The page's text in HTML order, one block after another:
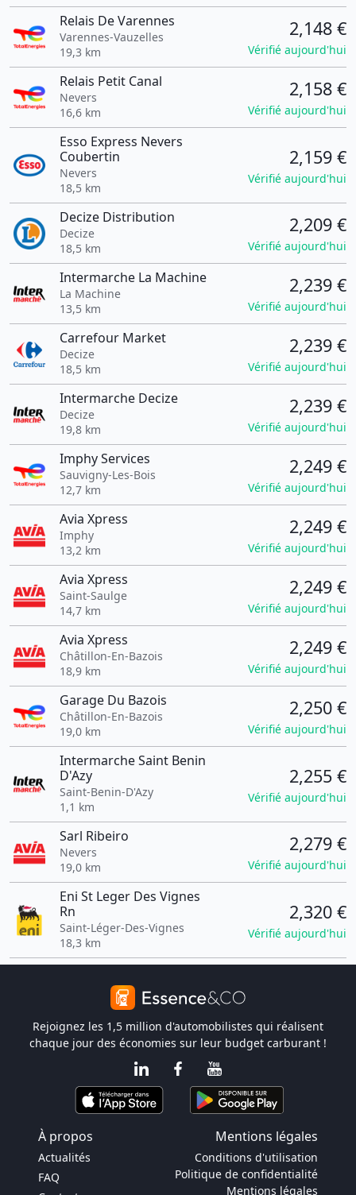
Relais De Varennes
Varennes-Vauzelles
19,3 km
2,148 €
Vérifié aujourd'hui
Relais Petit Canal
Nevers
16,6 km
2,158 €
Vérifié aujourd'hui
Esso Express Nevers
Coubertin
Nevers
18,5 km
2,159 €
Vérifié aujourd'hui
Decize Distribution
Decize
18,5 km
2,209 €
Vérifié aujourd'hui
Intermarche La Machine
La Machine
13,5 km
2,239 €
Vérifié aujourd'hui
Carrefour Market
Decize
18,5 km
2,239 €
Vérifié aujourd'hui
Intermarche Decize
Decize
19,8 km
2,239 €
Vérifié aujourd'hui
Imphy Services
Sauvigny-Les-Bois
12,7 km
2,249 €
Vérifié aujourd'hui
Avia Xpress
Imphy
13,2 km
2,249 €
Vérifié aujourd'hui
Avia Xpress
Saint-Saulge
14,7 km
2,249 €
Vérifié aujourd'hui
Avia Xpress
Châtillon-En-Bazois
18,9 km
2,249 €
Vérifié aujourd'hui
Garage Du Bazois
Châtillon-En-Bazois
19,0 km
2,250 €
Vérifié aujourd'hui
Intermarche Saint Benin
D'Azy
Saint-Benin-D'Azy
1,1 km
2,255 €
Vérifié aujourd'hui
Sarl Ribeiro
Nevers
19,0 km
2,279 €
Vérifié aujourd'hui
Eni St Leger Des Vignes
Rn
Saint-Léger-Des-Vignes
18,3 km
2,320 €
Vérifié aujourd'hui
Rejoignez les 1,5 million d'automobilistes qui réalisent
chaque jour des économies sur leur budget carburant !
À propos Mentions légales
Actualités
FAQ
Conditions d'utilisation
Politique de confidentialité
Mentions légales